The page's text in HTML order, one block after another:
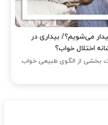
ساعت ۳ صبح بیدار می‌شویم؟/ بیداری در
اختلال خواب؟
ممکن است بخشی از الگوی طبیعی خواب